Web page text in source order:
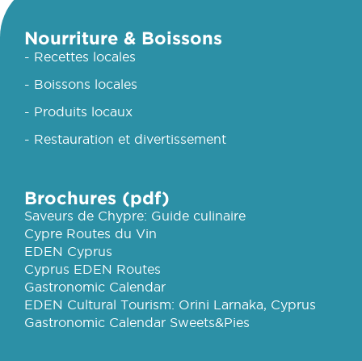
Nourriture & Boissons
- Recettes locales
- Boissons locales
- Produits locaux
- Restauration et divertissement
Brochures (pdf)
Saveurs de Chypre: Guide culinaire
Cypre Routes du Vin
EDEN Cyprus
Cyprus EDEN Routes
Gastronomic Calendar
EDEN Cultural Tourism: Orini Larnaka, Cyprus
Gastronomic Calendar Sweets&Pies